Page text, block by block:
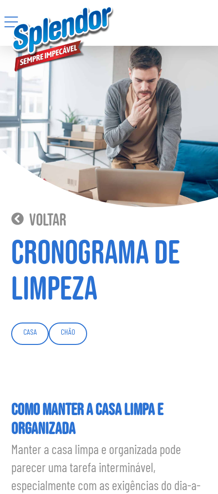
voltar
Cronograma de
limpeza
CASA CHÃO
Como Manter a Casa Limpa e
Organizada
Manter a casa limpa e organizada pode
parecer uma tarefa interminável,
especialmente com as exigências do dia-a-